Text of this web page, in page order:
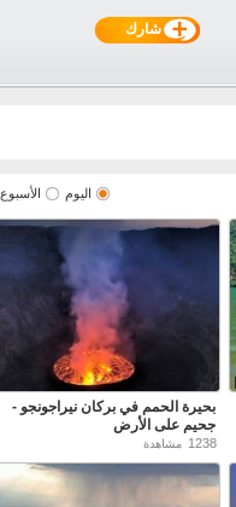
شارك
اليوم الأسبوع
بحيرة الحمم في بركان نيراجونجو -
جحيم على الأرض
1238 مشاهدة